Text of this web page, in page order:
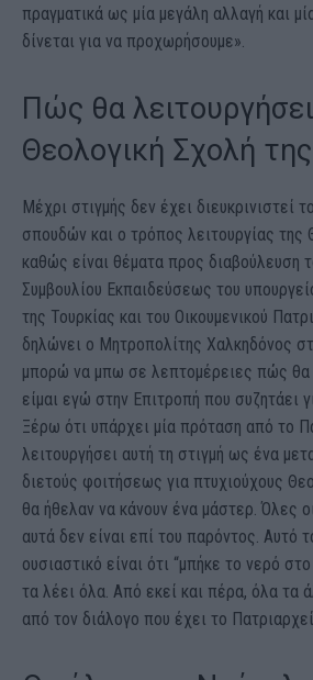
πραγματικά ως μία μεγάλη αλλαγή και
δίνεται για να προχωρήσουμε».
Πώς θα
Θεολογική Σχολή
Μέχρι στιγμής δεν έχει διευκρινιστεί
σπουδών και ο τρόπος λειτουργίας της
καθώς είναι θέματα προς διαβούλευση
Συμβουλίου Εκπαιδεύσεως του
της Τουρκίας και του Οικουμενικού
δηλώνει ο Μητροπολίτης Χαλκηδόνος
μπορώ να μπω σε λεπτομέρειες πώς θα
είμαι εγώ στην Επιτροπή που συζητάει
Ξέρω ότι υπάρχει μία πρόταση από το
λειτουργήσει αυτή τη στιγμή ως ένα
διετούς φοιτήσεως για πτυχιούχους
θα ήθελαν να κάνουν ένα μάστερ. Όλες
αυτά δεν είναι επί του παρόντος. Αυτό
ουσιαστικό είναι ότι “μπήκε το νερό
τα λέει όλα. Από εκεί και πέρα, όλα τα
από τον διάλογο που έχει το